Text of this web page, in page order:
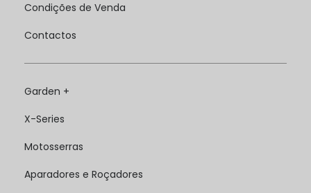
Condições de Venda
Contactos
Garden +
X-Series
Motosserras
Aparadores e Roçadores